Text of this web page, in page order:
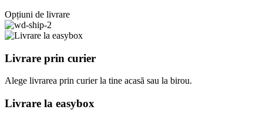
Opțiuni de livrare
Livrare prin curier
Alege livrarea prin curierla tine acasă sau la birou.
Livrare la easybox